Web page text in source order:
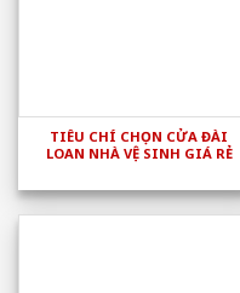
TIÊU CHÍ CHỌN CỬA ĐÀI
LOAN NHÀ VỆ SINH GIÁ RẺ